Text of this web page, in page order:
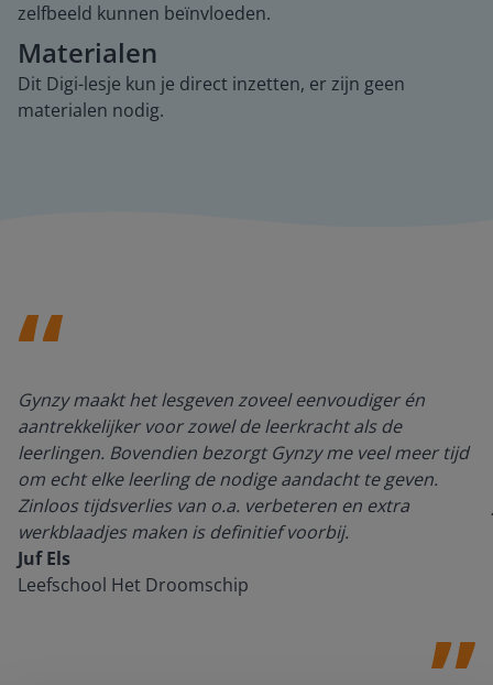
zelfbeeld kunnen beïnvloeden.
Materialen
Dit Digi-lesje kun je direct inzetten, er zijn geen
materialen nodig.
Gynzy maakt het lesgeven zoveel eenvoudiger én
aantrekkelijker voor zowel de leerkracht als de
leerlingen. Bovendien bezorgt Gynzy me veel meer tijd
om echt elke leerling de nodige aandacht te geven.
Zinloos tijdsverlies van o.a. verbeteren en extra
werkblaadjes maken is definitief voorbij.
Juf Els
Leefschool Het Droomschip